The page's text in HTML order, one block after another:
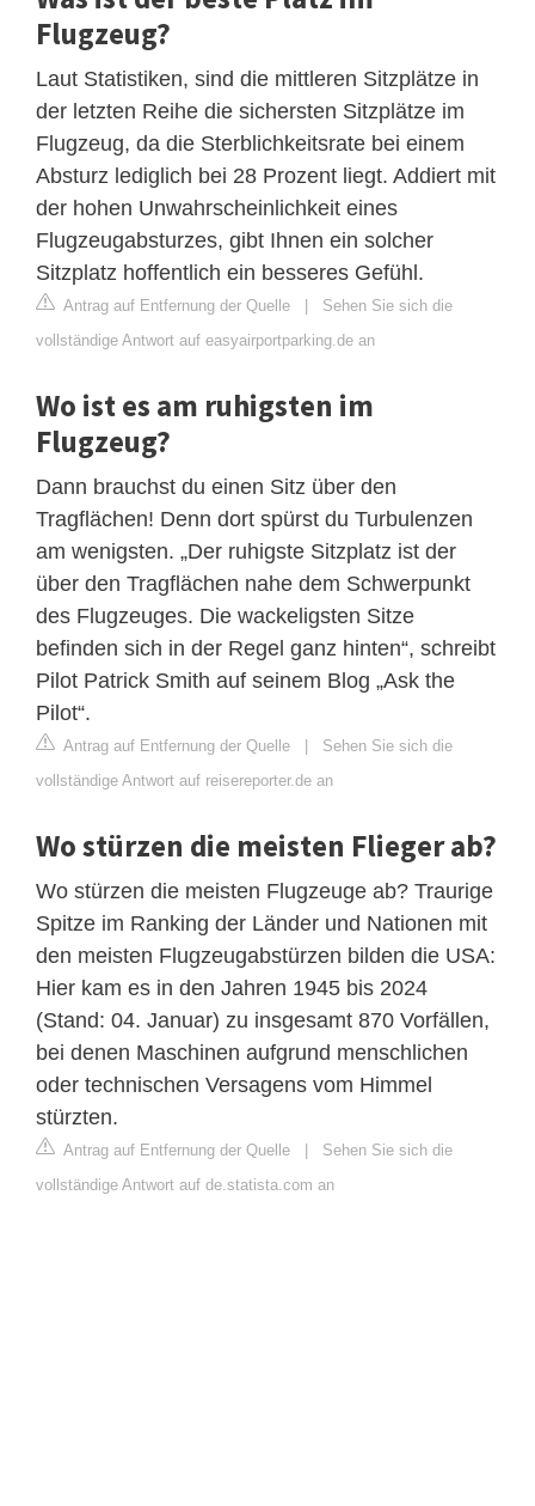
Flugzeug?
Laut Statistiken, sind die mittleren Sitzplätze in
der letzten Reihe die sichersten Sitzplätze im
Flugzeug, da die Sterblichkeitsrate bei einem
Absturz lediglich bei 28 Prozent liegt. Addiert mit
der hohen Unwahrscheinlichkeit eines
Flugzeugabsturzes, gibt Ihnen ein solcher
Sitzplatz hoffentlich ein besseres Gefühl.
Antrag auf Entfernung der Quelle | Sehen Sie sich die
vollständige Antwort auf easyairportparking.de an
Wo ist es am ruhigsten im
Flugzeug?
Dann brauchst du einen Sitz über den
Tragflächen! Denn dort spürst du Turbulenzen
am wenigsten. „Der ruhigste Sitzplatz ist der
über den Tragflächen nahe dem Schwerpunkt
des Flugzeuges. Die wackeligsten Sitze
befinden sich in der Regel ganz hinten“, schreibt
Pilot Patrick Smith auf seinem Blog „Ask the
Pilot“.
Antrag auf Entfernung der Quelle | Sehen Sie sich die
vollständige Antwort auf reisereporter.de an
Wo stürzen die meisten Flieger ab?
Wo stürzen die meisten Flugzeuge ab? Traurige
Spitze im Ranking der Länder und Nationen mit
den meisten Flugzeugabstürzen bilden die USA:
Hier kam es in den Jahren 1945 bis 2024
(Stand: 04. Januar) zu insgesamt 870 Vorfällen,
bei denen Maschinen aufgrund menschlichen
oder technischen Versagens vom Himmel
stürzten.
Antrag auf Entfernung der Quelle | Sehen Sie sich die
vollständige Antwort auf de.statista.com an